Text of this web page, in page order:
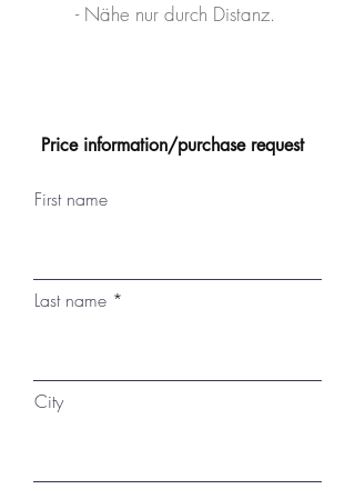
- Nähe nur durch Distanz.
Price information/purchase request
First name
Last name
City